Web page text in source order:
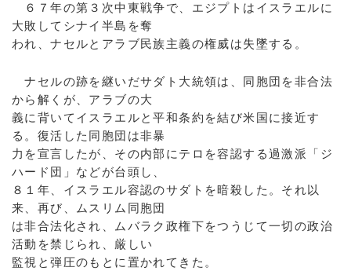
６７年の第３次中東戦争で、エジプトはイスラエルに
大敗してシナイ半島を奪
われ、ナセルとアラブ民族主義の権威は失墜する。
ナセルの跡を継いだサダト大統領は、同胞団を非合法
から解くが、アラブの大
義に背いてイスラエルと平和条約を結び米国に接近す
る。復活した同胞団は非暴
力を宣言したが、その内部にテロを容認する過激派「ジ
ハード団」などが台頭し、
８１年、イスラエル容認のサダトを暗殺した。それ以
来、再び、ムスリム同胞団
は非合法化され、ムバラク政権下をつうじて一切の政治
活動を禁じられ、厳しい
監視と弾圧のもとに置かれてきた。